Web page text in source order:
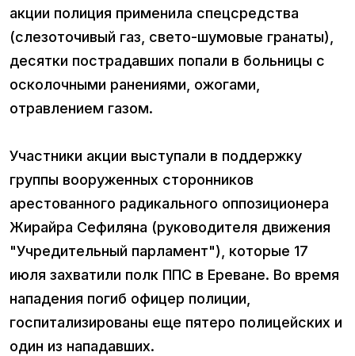
акции полиция применила спецсредства
(слезоточивый газ, свето-шумовые гранаты),
десятки пострадавших попали в больницы с
осколочными ранениями, ожогами,
отравлением газом.
Участники акции выступали в поддержку
группы вооруженных сторонников
арестованного радикального оппозиционера
Жирайра Сефиляна (руководителя движения
"Учредительный парламент"), которые 17
июля захватили полк ППС в Ереване. Во время
нападения погиб офицер полиции,
госпитализированы еще пятеро полицейских и
один из нападавших.